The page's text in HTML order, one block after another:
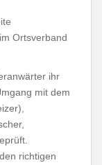
Ortsverband
ihr
mit dem
richtigen